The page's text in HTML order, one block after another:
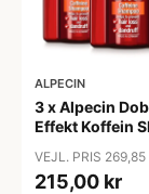
ALPECIN
3 x Alpecin
Effekt Koffein
VEJL. PRIS 269,85
215,00 kr